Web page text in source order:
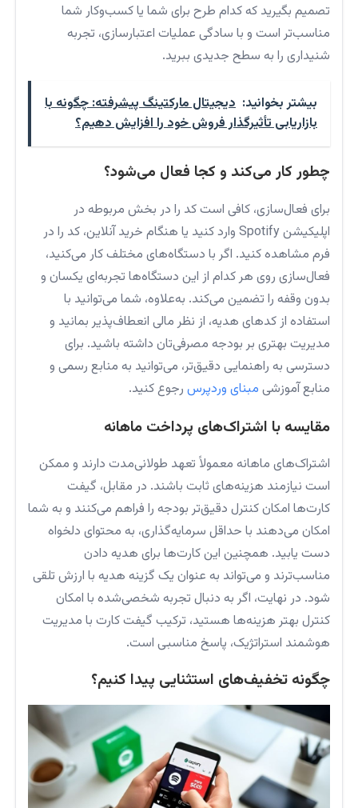
تصمیم بگیرید که کدام طرح برای شما یا کسب‌وکار شما
مناسب‌تر است و با سادگی عملیات اعتبارسازی، تجربه
شنیداری را به سطح جدیدی ببرید.
بیشتر بخوانید: دیجیتال مارکتینگ پیشرفته: چگونه با
بازاریابی تأثیرگذار فروش خود را افزایش دهیم؟
چطور کار می‌کند و کجا فعال می‌شود؟
برای فعال‌سازی، کافی است کد را در بخش مربوطه در
اپلیکیشن Spotify وارد کنید یا هنگام خرید آنلاین، کد را در
فرم مشاهده کنید. اگر با دستگاه‌های مختلف کار می‌کنید،
فعال‌سازی روی هر کدام از این دستگاه‌ها تجربه‌ای یکسان و
بدون وقفه را تضمین می‌کند. به‌علاوه، شما می‌توانید با
استفاده از کدهای هدیه، از نظر مالی انعطاف‌پذیر بمانید و
مدیریت بهتری بر بودجه مصرفی‌تان داشته باشید. برای
دسترسی به راهنمایی دقیق‌تر، می‌توانید به منابع رسمی و
منابع آموزشی مبنای وردپرس رجوع کنید.
مقایسه با اشتراک‌های پرداخت ماهانه
اشتراک‌های ماهانه معمولاً تعهد طولانی‌مدت دارند و ممکن
است نیازمند هزینه‌های ثابت باشند. در مقابل، گیفت
کارت‌ها امکان کنترل دقیق‌تر بودجه را فراهم می‌کنند و به شما
امکان می‌دهند با حداقل سرمایه‌گذاری، به محتوای دلخواه
دست یابید. همچنین این کارت‌ها برای هدیه دادن
مناسب‌ترند و می‌تواند به عنوان یک گزینه هدیه با ارزش تلقی
شود. در نهایت، اگر به دنبال تجربه شخصی‌شده با امکان
کنترل بهتر هزینه‌ها هستید، ترکیب گیفت کارت با مدیریت
هوشمند استراتژیک، پاسخ مناسبی است.
چگونه تخفیف‌های استثنایی پیدا کنیم؟